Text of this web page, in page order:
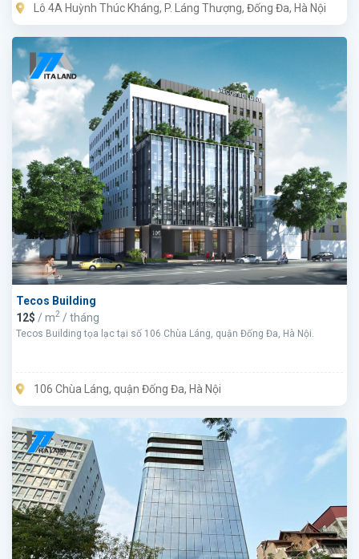
Lô 4A Huỳnh Thúc Kháng, P. Láng Thượng, Đống Đa, Hà Nội
Tecos Building
12$ / m2 / tháng
Tecos Building tọa lạc tại số 106 Chùa Láng, quận Đống Đa, Hà Nội.
106 Chùa Láng, quận Đống Đa, Hà Nội